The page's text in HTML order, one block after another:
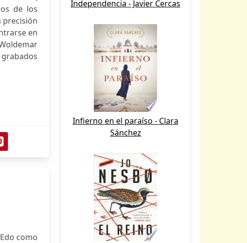
de los
precisión
en
como
Independencia - Javier Cercas
Infierno en el paraíso - Clara
Sánchez